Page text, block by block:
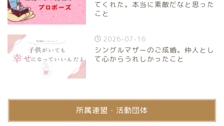
てくれた。本当に素敵だなと思った
こと
2026-07-16
シングルマザーのご成婚。仲人とし
て心からうれしかったこと
所属連盟・活動団体